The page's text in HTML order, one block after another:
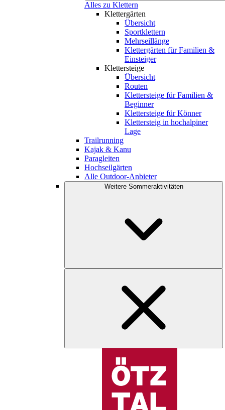
Alles zu Klettern
Klettergärten
Übersicht
Sportklettern
Mehrseillänge
Klettergärten für Familien &
Einsteiger
Klettersteige
Übersicht
Routen
Klettersteige für Familien &
Beginner
Klettersteige für Könner
Klettersteig in hochalpiner
Lage
Trailrunning
Kajak & Kanu
Paragleiten
Hochseilgärten
Alle Outdoor-Anbieter
Weitere Sommeraktivitäten